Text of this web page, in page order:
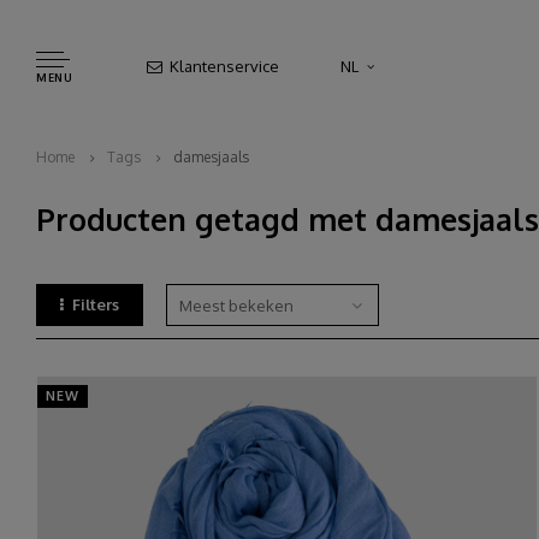
MENU
Klantenservice NL
Home Tags damesjaals
Producten getagd met damesjaals
Filters Meest bekeken
NEW